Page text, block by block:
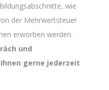
wie
der Mehrwertsteuer
erworben werden.
und
gerne jederzeit